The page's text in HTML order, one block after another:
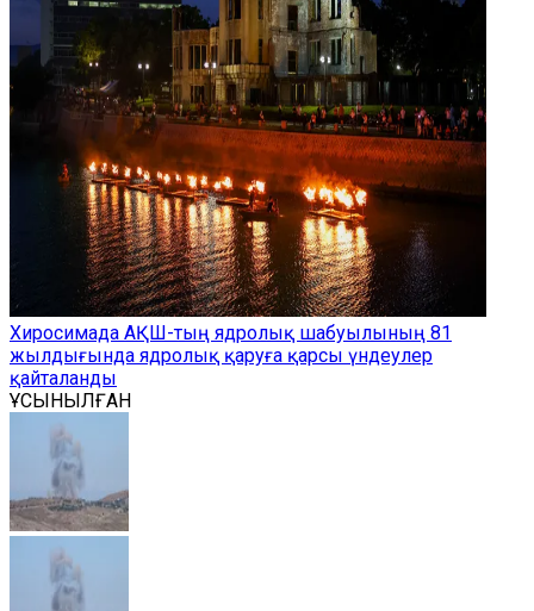
Хиросимада АҚШ-тың ядролық шабуылының 81
жылдығында ядролық қаруға қарсы үндеулер
қайталанды
ҰСЫНЫЛҒАН